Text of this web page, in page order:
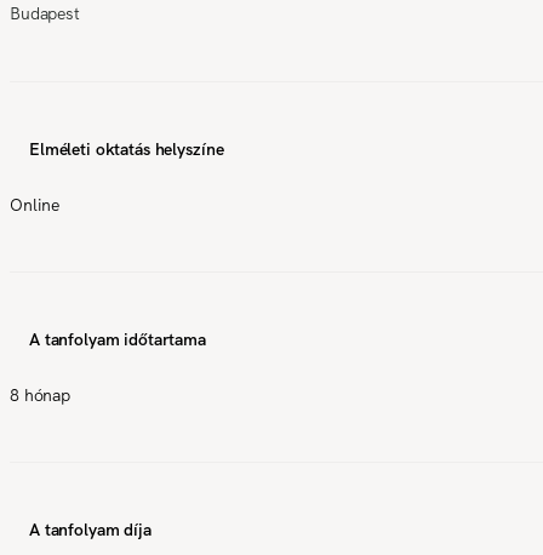
Budapest
Elméleti oktatás helyszíne
Online
A tanfolyam időtartama
8 hónap
A tanfolyam díja